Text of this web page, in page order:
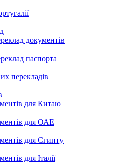
документів
паспорта
перекладів
для Китаю
для ОАЕ
для Єгипту
для Італії